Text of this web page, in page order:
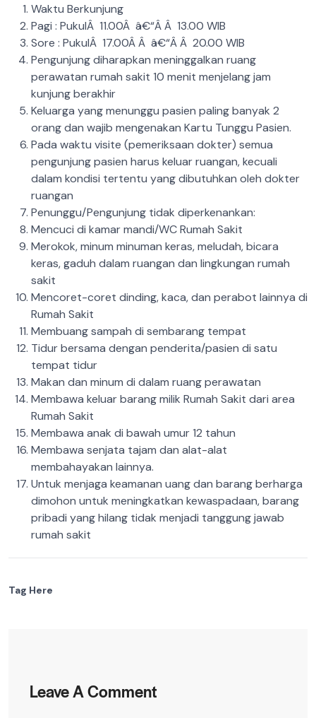
Waktu Berkunjung
Pagi : PukulÂ 11.00Â â€“Â Â 13.00 WIB
Sore : PukulÂ 17.00Â Â â€“Â Â 20.00 WIB
Pengunjung diharapkan meninggalkan ruang
perawatan rumah sakit 10 menit menjelang jam
kunjung berakhir
Keluarga yang menunggu pasien paling banyak 2
orang dan wajib mengenakan Kartu Tunggu Pasien.
Pada waktu visite (pemeriksaan dokter) semua
pengunjung pasien harus keluar ruangan, kecuali
dalam kondisi tertentu yang dibutuhkan oleh dokter
ruangan
Penunggu/Pengunjung tidak diperkenankan:
Mencuci di kamar mandi/WC Rumah Sakit
Merokok, minum minuman keras, meludah, bicara
keras, gaduh dalam ruangan dan lingkungan rumah
sakit
Mencoret-coret dinding, kaca, dan perabot lainnya di
Rumah Sakit
Membuang sampah di sembarang tempat
Tidur bersama dengan penderita/pasien di satu
tempat tidur
Makan dan minum di dalam ruang perawatan
Membawa keluar barang milik Rumah Sakit dari area
Rumah Sakit
Membawa anak di bawah umur 12 tahun
Membawa senjata tajam dan alat-alat
membahayakan lainnya.
Untuk menjaga keamanan uang dan barang berharga
dimohon untuk meningkatkan kewaspadaan, barang
pribadi yang hilang tidak menjadi tanggung jawab
rumah sakit
Tag Here
Leave A Comment